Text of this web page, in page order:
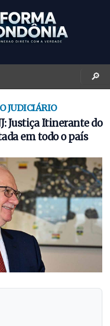
🔎
JUDICIÁRIO
Justiça Itinerante do
em todo o país